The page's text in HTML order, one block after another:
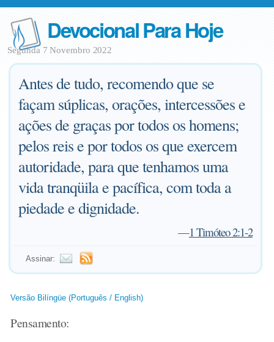
Devocional Para Hoje
Segunda 7 Novembro 2022
Antes de tudo, recomendo que se
façam súplicas, orações, intercessões e
ações de graças por todos os homens;
pelos reis e por todos os que exercem
autoridade, para que tenhamos uma
vida tranqüila e pacífica, com toda a
piedade e dignidade.
—1 Timóteo 2:1-2
Assinar:
Versão Bilíngüe (Português / English)
Pensamento: